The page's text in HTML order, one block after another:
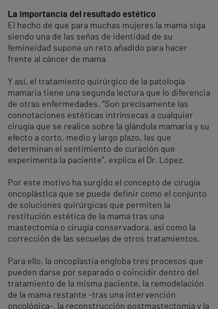
La importancia del resultado estético
El hecho de que para muchas mujeres la mama siga
siendo una de las señas de identidad de su
femineidad supone un reto añadido para hacer
frente al cáncer de mama.
Y así, el tratamiento quirúrgico de la patología
mamaria tiene una segunda lectura que lo diferencia
de otras enfermedades. “Son precisamente las
connotaciones estéticas intrínsecas a cualquier
cirugía que se realice sobre la glándula mamaria y su
efecto a corto, medio y largo plazo, las que
determinan el sentimiento de curación que
experimenta la paciente”, explica el Dr. López.
Por este motivo ha surgido el concepto de cirugía
oncoplástica que se puede definir como el conjunto
de soluciones quirúrgicas que permiten la
restitución estética de la mama tras una
mastectomía o cirugía conservadora, así como la
corrección de las secuelas de otros tratamientos.
Para ello, la oncoplastia engloba tres procesos que
pueden darse por separado o coincidir dentro del
tratamiento de la misma paciente, la remodelación
de la mama restante -tras una intervención
oncológica-, la reconstrucción postmastectomía y la